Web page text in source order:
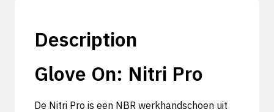
Description
Glove On: Nitri Pro
De Nitri Pro is een NBR werkhandschoen uit